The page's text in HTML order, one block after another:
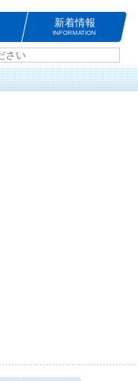
新着情報
INFORMATION